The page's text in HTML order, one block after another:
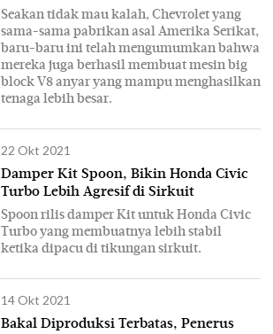
Seakan tidak mau kalah, Chevrolet yang
sama-sama pabrikan asal Amerika Serikat,
baru-baru ini telah mengumumkan bahwa
mereka juga berhasil membuat mesin big
block V8 anyar yang mampu menghasilkan
tenaga lebih besar.
22 Okt 2021
Damper Kit Spoon, Bikin Honda Civic
Turbo Lebih Agresif di Sirkuit
Spoon rilis damper Kit untuk Honda Civic
Turbo yang membuatnya lebih stabil
ketika dipacu di tikungan sirkuit.
14 Okt 2021
Bakal Diproduksi Terbatas, Penerus